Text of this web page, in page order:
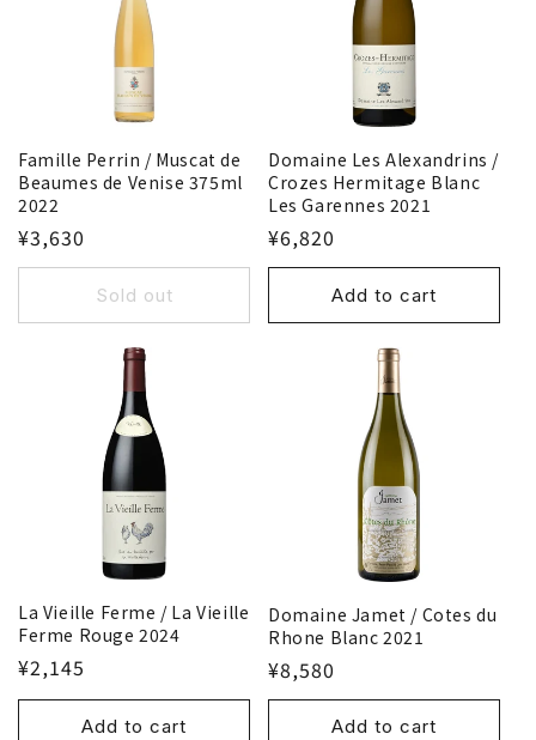
Famille Perrin / Muscat de
Beaumes de Venise 375ml
2022
¥3,630
Sold out
Domaine Les Alexandrins /
Crozes Hermitage Blanc
Les Garennes 2021
¥6,820
Add to cart
La Vieille Ferme / La Vieille
Ferme Rouge 2024
¥2,145
Add to cart
Domaine Jamet / Cotes du
Rhone Blanc 2021
¥8,580
Add to cart